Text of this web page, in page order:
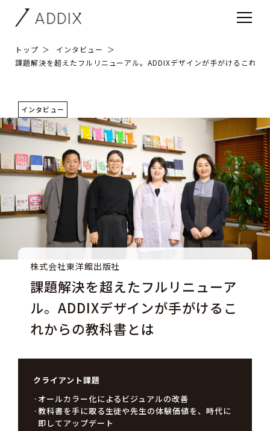
トップ
インタビュー
課題解決を超えたフルリニューアル。ADDIXデザインが手がけるこれか
インタビュー
株式会社東洋館出版社
課題解決を超えたフルリニューア
ル。ADDIXデザインが手がけるこ
れからの教科書とは
クライアント課題
オールカラー化によるビジュアルの改善
教科書を手に取る生徒や先生の体験価値を、時代に
即してアップデート